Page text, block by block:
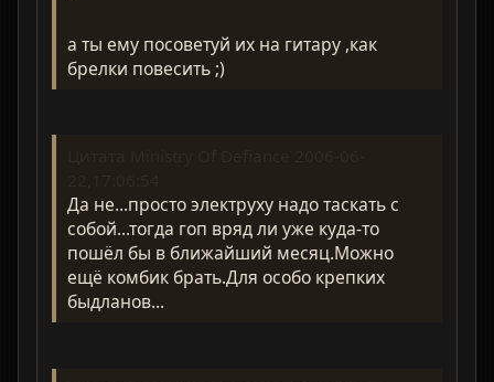
а ты ему посоветуй их на гитару ,как
брелки повесить ;)
Да не...просто электруху надо таскать с
собой...тогда гоп вряд ли уже куда-то
пошёл бы в ближайший месяц.Можно
ещё комбик брать.Для особо крепких
быдланов...